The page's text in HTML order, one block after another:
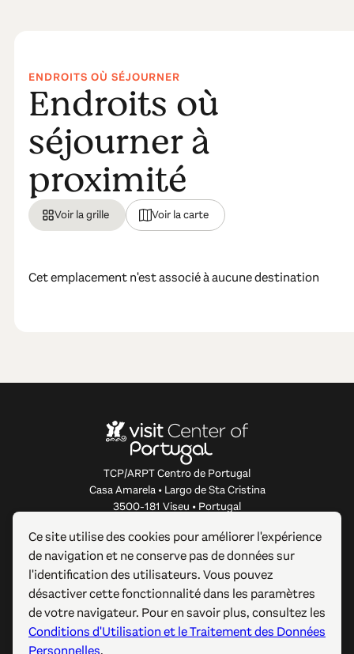
ENDROITS OÙ SÉJOURNER
Endroits où
séjourner à
proximité
Voir la grille Voir la carte
Cet emplacement n'est associé à aucune destination
TCP/ARPT Centro de Portugal
Casa Amarela • Largo de Sta Cristina
3500-181 Viseu • Portugal
À PROPOS DE CE SITE WEB
LIENS UTILES
SUIVEZ-NOUS
Ce site utilise des cookies pour améliorer l'expérience
de navigation et ne conserve pas de données sur
l'identification des utilisateurs. Vous pouvez
désactiver cette fonctionnalité dans les paramètres
de votre navigateur. Pour en savoir plus, consultez les
Conditions d'Utilisation et le Traitement des Données
Personnelles.